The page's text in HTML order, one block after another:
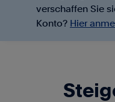
verschaffen Sie
Konto? Hier